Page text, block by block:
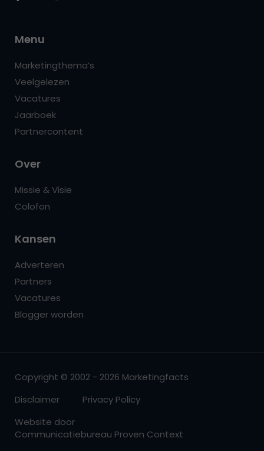
Menu
Marketingthema’s
Veelgelezen
Vacatures
Jaarboek
Partnercontent
Over
Missie & Visie
Colofon
Kansen
Adverteren
Partners
Vacatures
Blogger worden
Copyright © 2002 - 2026 Marketingfacts
Disclaimer
Privacy Policy
Website door
Communicatiebureau Proven Context